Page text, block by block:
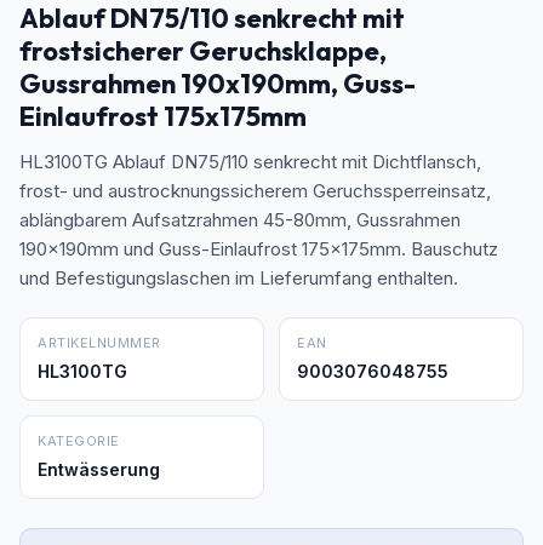
Ablauf DN75/110 senkrecht mit
frostsicherer Geruchsklappe,
Gussrahmen 190x190mm, Guss-
Einlaufrost 175x175mm
HL3100TG Ablauf DN75/110 senkrecht mit Dichtflansch,
frost- und austrocknungssicherem Geruchssperreinsatz,
ablängbarem Aufsatzrahmen 45-80mm, Gussrahmen
190x190mm und Guss-Einlaufrost 175x175mm. Bauschutz
und Befestigungslaschen im Lieferumfang enthalten.
ARTIKELNUMMER
HL3100TG
EAN
9003076048755
KATEGORIE
Entwässerung